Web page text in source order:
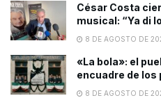
César Costa
musical: “Ya di
8 DE AGOSTO DE
«La bola»: el
encuadre de los
8 DE AGOSTO DE